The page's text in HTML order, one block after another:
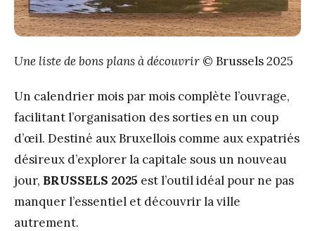
Une liste de bons plans à découvrir © Brussels 2025
Un calendrier mois par mois complète l’ouvrage,
facilitant l’organisation des sorties en un coup
d’œil. Destiné aux Bruxellois comme aux expatriés
désireux d’explorer la capitale sous un nouveau
jour, BRUSSELS 2025 est l’outil idéal pour ne pas
manquer l’essentiel et découvrir la ville
autrement.